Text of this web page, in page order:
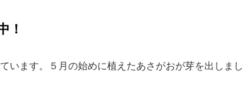
！
います。５月の始めに植えたあさがおが芽を出しまし